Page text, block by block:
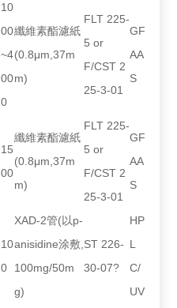
10
00
~4
00
0
纖維素酯濾紙
(0.8μm,37m
m)
FLT 225-
5 or
F/CST 2
25-3-01
GF
AA
S
15
00
纖維素酯濾紙
(0.8μm,37m
m)
FLT 225-
5 or
F/CST 2
25-3-01
GF
AA
S
10
0
XAD-2管(以p-
anisidine涂敷,
100mg/50m
g)
ST 226-
30-07?
HP
L
C/
UV